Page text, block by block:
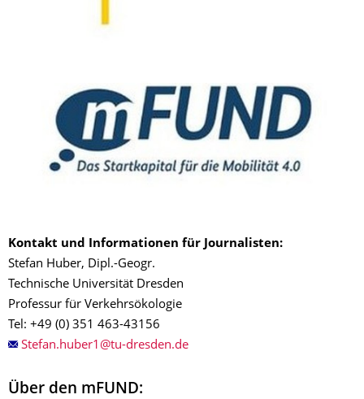
Kontakt und Informationen für Journalisten:
Stefan Huber, Dipl.-Geogr.
Technische Universität Dresden
Professur für Verkehrsökologie
Tel: +49 (0) 351 463-43156
Über den mFUND: